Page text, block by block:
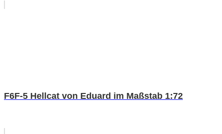
F6F-5 Hellcat von Eduard im Maßstab 1:72